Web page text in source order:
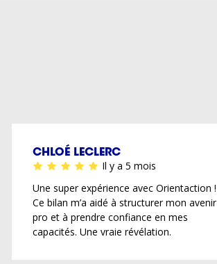
CHLOÉ LECLERC
Il y a 5 mois
Une super expérience avec Orientaction !
Ce bilan m’a aidé à structurer mon avenir
pro et à prendre confiance en mes
capacités. Une vraie révélation.